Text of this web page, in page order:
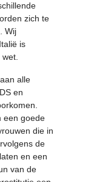
zich te
Wij
is
wet.
alle
en
een goede
die in
de
en een
van de